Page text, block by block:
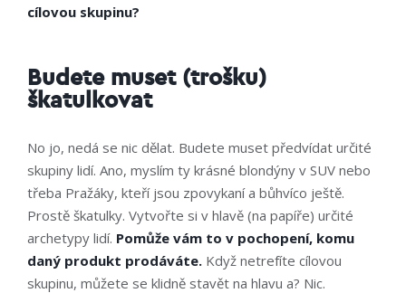
cílovou skupinu?
Budete muset (trošku)
škatulkovat
No jo, nedá se nic dělat. Budete muset předvídat určité
skupiny lidí. Ano, myslím ty krásné blondýny v SUV nebo
třeba Pražáky, kteří jsou zpovykaní a bůhvíco ještě.
Prostě škatulky. Vytvořte si v hlavě (na papíře) určité
archetypy lidí. Pomůže vám to v pochopení, komu
daný produkt prodáváte. Když netrefíte cílovou
skupinu, můžete se klidně stavět na hlavu a? Nic.